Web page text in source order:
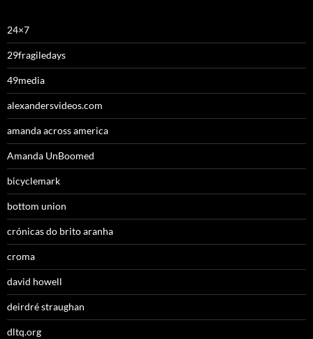
24×7
29fragiledays
49media
alexandersvideos.com
amanda across america
Amanda UnBoomed
bicyclemark
bottom union
crónicas do brito aranha
croma
david howell
deirdré straughan
dltq.org